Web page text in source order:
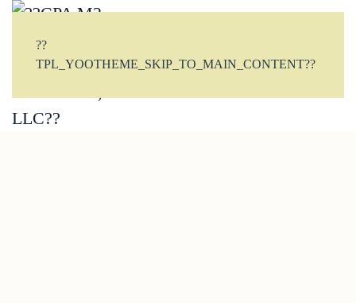
??
TPL_YOOTHEME_SKIP_TO_MAIN_CONTENT??
CONTACTO